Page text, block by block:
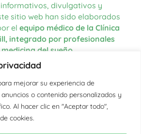
mejorar su experiencia de
o contenido personalizados y
Al hacer clic en "Aceptar todo",
cookies.
divulgativos y
sitio web han sido elaborados
el equipo médico de la Clínica
integrado por profesionales
del sueño
utilizadas para la
contenidos proceden de
actualizada, guías clínicas
oficiales en el
y la medicina del sueño, así
clínica del equipo.